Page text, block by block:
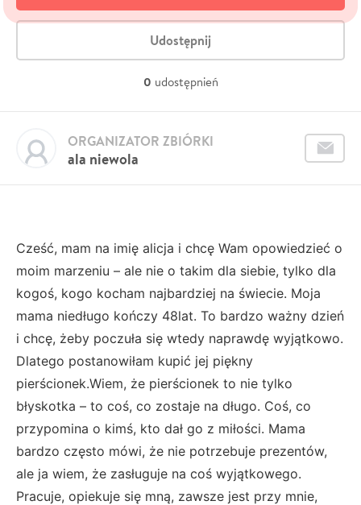
Udostępnij
0 udostępnień
ala niewola
ORGANIZATOR ZBIÓRKI
Cześć, mam na imię alicja i chcę Wam opowiedzieć o
moim marzeniu – ale nie o takim dla siebie, tylko dla
kogoś, kogo kocham najbardziej na świecie. Moja
mama niedługo kończy 48lat. To bardzo ważny dzień
i chcę, żeby poczuła się wtedy naprawdę wyjątkowo.
Dlatego postanowiłam kupić jej piękny
pierścionek.Wiem, że pierścionek to nie tylko
błyskotka – to coś, co zostaje na długo. Coś, co
przypomina o kimś, kto dał go z miłości. Mama
bardzo często mówi, że nie potrzebuje prezentów,
ale ja wiem, że zasługuje na coś wyjątkowego.
Pracuje, opiekuje się mną, zawsze jest przy mnie,